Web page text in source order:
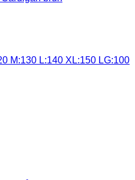
M:130 L:140 XL:150 LG:100